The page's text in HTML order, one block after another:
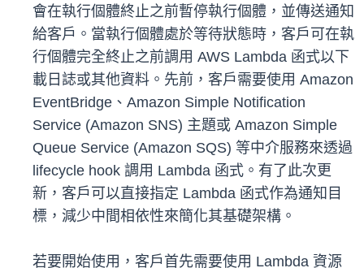
會在執行個體終止之前暫停執行個體，並傳送通知
給客戶。當執行個體處於等待狀態時，客戶可在執
行個體完全終止之前調用 AWS Lambda 函式以下
載日誌或其他資料。先前，客戶需要使用 Amazon
EventBridge、Amazon Simple Notiﬁcation
Service (Amazon SNS) 主題或 Amazon Simple
Queue Service (Amazon SQS) 等中介服務來透過
lifecycle hook 調用 Lambda 函式。有了此次更
新，客戶可以直接指定 Lambda 函式作為通知目
標，減少中間相依性來簡化其基礎架構。
若要開始使用，客戶首先需要使用 Lambda 資源